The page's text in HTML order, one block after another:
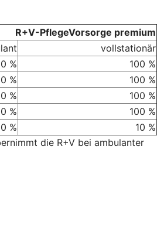
R+V-PflegeVorsorge premium
vollstationär
%
100 %
%
100 %
%
100 %
%
100 %
%
10 %
die R+V bei ambulanter